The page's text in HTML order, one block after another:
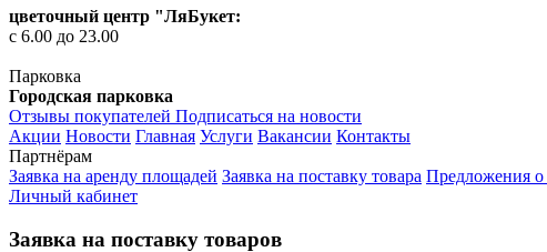
цветочный центр "ЛяБукет:
с 6.00 до 23.00
Парковка
Городская парковка
Отзывы покупателей Подписаться на новости
Акции Новости Главная Услуги Вакансии Контакты
Партнёрам
Заявка на аренду площадей Заявка на поставку товара Предложения о
Личный кабинет
Заявка на поставку товаров